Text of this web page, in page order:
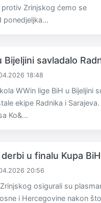
protiv Zrinjskog ćemo se
ponedjeljka...
Bijeljini savladalo
18:48
WWin lige BiH u Bijeljini
ekipe Radnika i Sarajeva.
Ko&...
u finalu Kupa BiH
20:56
osigurali su
i Hercegovine nakon što